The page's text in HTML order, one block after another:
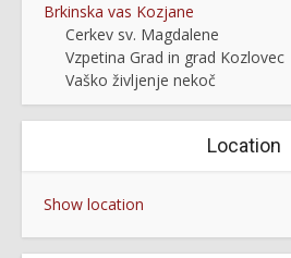
Brkinska vas Kozjane
Cerkev sv. Magdalene
Vzpetina Grad in grad Kozlovec
Vaško življenje nekoč
Location
Show location